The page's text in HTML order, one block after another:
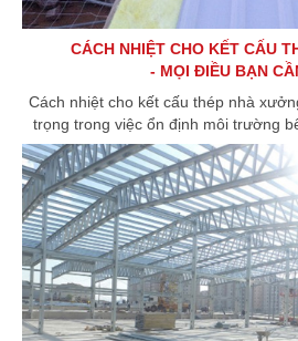
CÁCH NHIỆT CHO KẾT CẤU
- MỌI ĐIỀU BẠN
Cách nhiệt cho kết cấu thép nhà
trọng trong việc ổn định môi trường
đồng thời giúp kéo dài tuổi